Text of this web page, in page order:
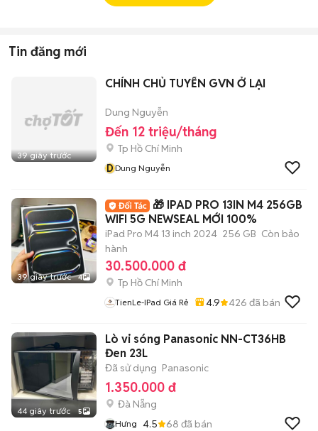
Tin đăng mới
39 giây trước
CHÍNH CHỦ TUYỂN GVN Ở LẠI
Dung Nguyễn
Đến 12 triệu/tháng
Tp Hồ Chí Minh
DDung Nguyễn
39 giây trước 4
🎁 IPAD PRO 13IN M4 256GB
WIFI 5G NEWSEAL MỚI 100%
iPad Pro M4 13 inch 2024 256 GB Còn bảo
hành
30.500.000 đ
Tp Hồ Chí Minh
TienLe-IPad Giá Rẻ 4.9 426 đã bán
44 giây trước 5
Lò vi sóng Panasonic NN-CT36HB
Đen 23L
Đã sử dụng Panasonic
1.350.000 đ
Đà Nẵng
Hưng 4.5 68 đã bán